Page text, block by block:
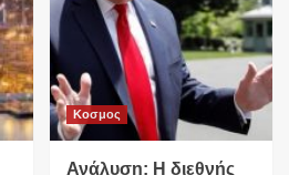
Κοσμος
Ανάλυση: Η διεθνής